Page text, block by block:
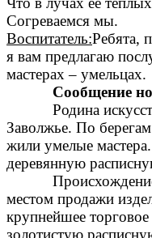
Согреваемся мы.
Воспитатель:Ребята,
я вам предлагаю
мастерах – умельцах.
Сообщение
Родина
Заволжье. По
жили умелые
деревянную
местом продажи
крупнейшее торговое
золотистую